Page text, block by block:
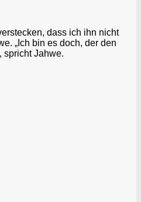
dass ich ihn nicht
„Ich bin es doch, der den
spricht Jahwe.